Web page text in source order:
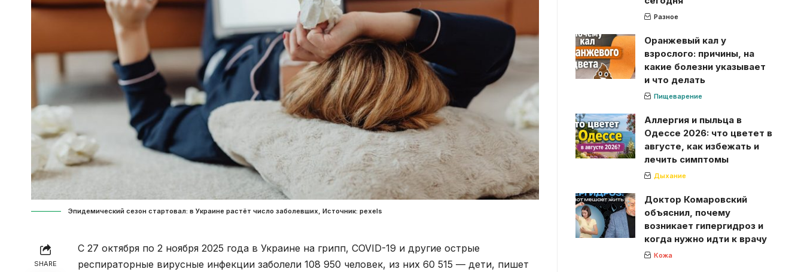
Эпидемический сезон стартовал: в Украине растёт число заболевших, Источник: pexels
SHARE
С 27 октября по 2 ноября 2025 года в Украине на грипп, COVID-19 и другие острые
респираторные вирусные инфекции заболели 108 950 человек, из них 60 515 — дети, пишет
Разное
Оранжевый кал у
взрослого: причины, на
какие болезни указывает
и что делать
Пищеварение
Аллергия и пыльца в
Одессе 2026: что цветет в
августе, как избежать и
лечить симптомы
Дыхание
Доктор Комаровский
объяснил, почему
возникает гипергидроз и
когда нужно идти к врачу
Кожа